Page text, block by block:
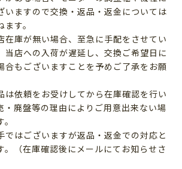
いますので交換・返品・返金については
す。
在庫が無い場合、至急に手配をさせてい
当店への入荷が遅延し、交換ご希望日に
合もございますことを予めご了承をお願
は依頼をお受けしてから在庫確認を行い
・廃盤等の理由によりご用意出来ない場
ではございますが返品・返金での対応と
。（在庫確認後にメールにてお知らせさ